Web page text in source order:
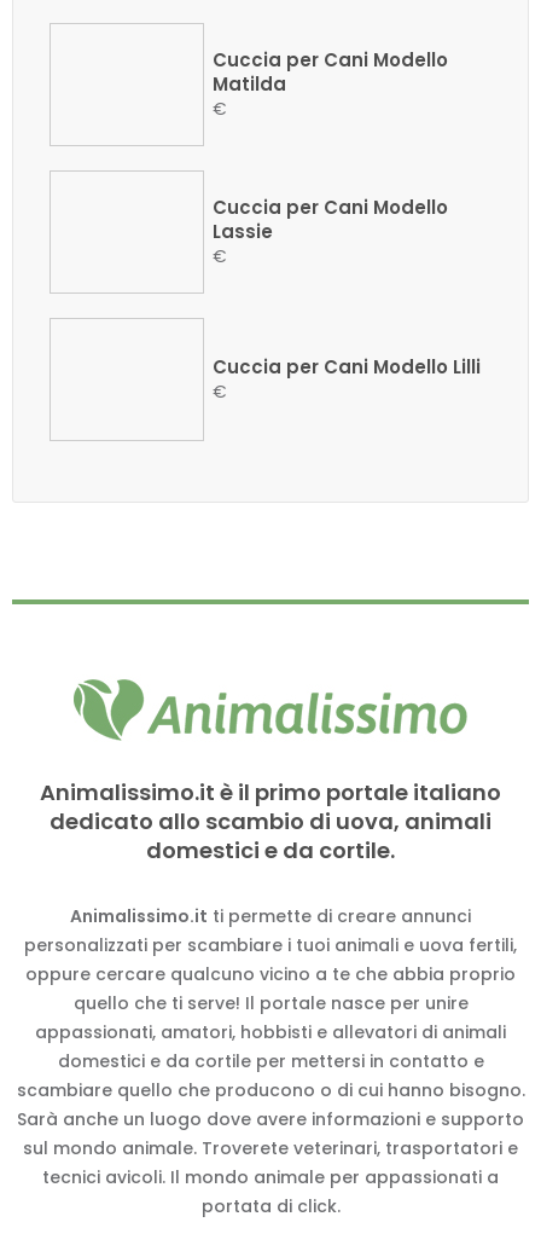
Cuccia per Cani Modello
Matilda
€
Cuccia per Cani Modello
Lassie
€
Cuccia per Cani Modello Lilli
€
Animalissimo.it è il primo portale italiano
dedicato allo scambio di uova, animali
domestici e da cortile.
Animalissimo.it ti permette di creare annunci
personalizzati per scambiare i tuoi animali e uova fertili,
oppure cercare qualcuno vicino a te che abbia proprio
quello che ti serve! Il portale nasce per unire
appassionati, amatori, hobbisti e allevatori di animali
domestici e da cortile per mettersi in contatto e
scambiare quello che producono o di cui hanno bisogno.
Sarà anche un luogo dove avere informazioni e supporto
sul mondo animale. Troverete veterinari, trasportatori e
tecnici avicoli. Il mondo animale per appassionati a
portata di click.